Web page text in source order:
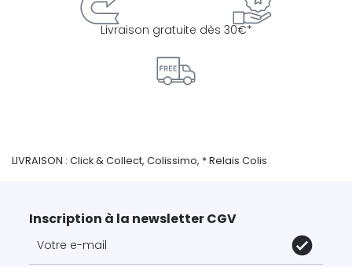
Livraison gratuite dès 30€*
LIVRAISON : Click & Collect, Colissimo, * Relais Colis
Inscription à la newsletter CGV